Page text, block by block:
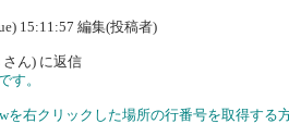
15:11:57 編集(投稿者)
さん) に返信
す。
を右クリックした場所の行番号を取得する